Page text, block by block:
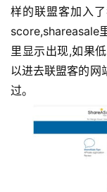
样的联盟客加入
score,shareasale
里显示出现,如果
以进去联盟客的网
过。